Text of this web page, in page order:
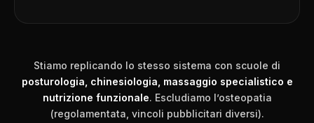
Stiamo replicando lo stesso sistema con scuole di
posturologia, chinesiologia, massaggio specialistico e
nutrizione funzionale. Escludiamo l’osteopatia
(regolamentata, vincoli pubblicitari diversi).